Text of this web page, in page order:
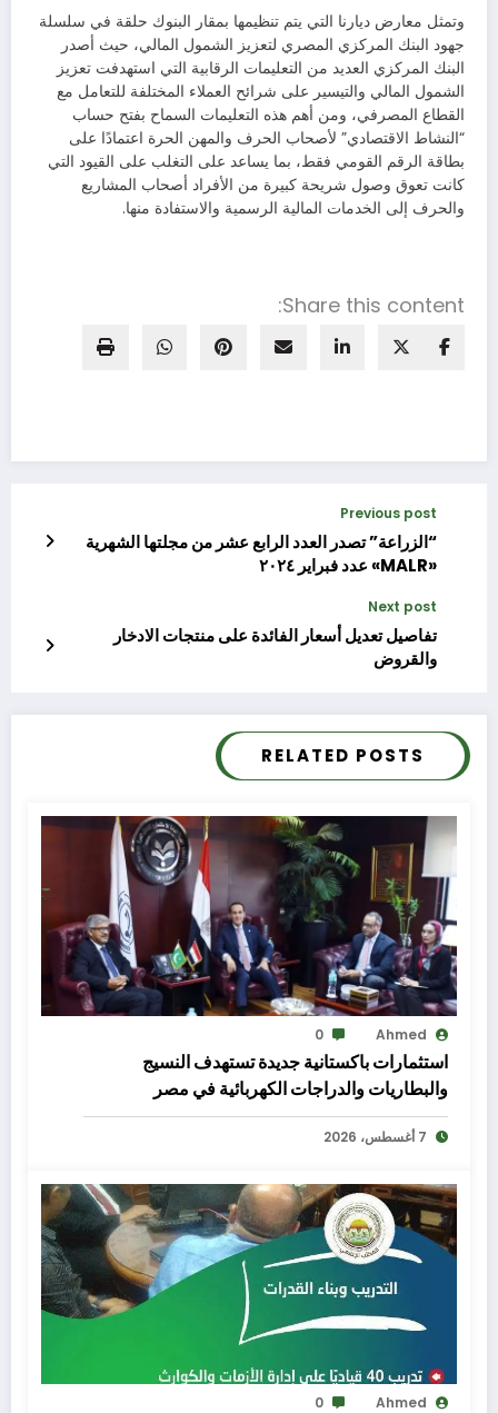
وتمثل معارض ديارنا التي يتم تنظيمها بمقار البنوك حلقة في سلسلة
جهود البنك المركزي المصري لتعزيز الشمول المالي، حيث أصدر
البنك المركزي العديد من التعليمات الرقابية التي استهدفت تعزيز
الشمول المالي والتيسير على شرائح العملاء المختلفة للتعامل مع
القطاع المصرفي، ومن أهم هذه التعليمات السماح بفتح حساب
“النشاط الاقتصادي” لأصحاب الحرف والمهن الحرة اعتمادًا على
بطاقة الرقم القومي فقط، بما يساعد على التغلب على القيود التي
كانت تعوق وصول شريحة كبيرة من الأفراد أصحاب المشاريع
والحرف إلى الخدمات المالية الرسمية والاستفادة منها.
Share this content:
Previous post
“الزراعة” تصدر العدد الرابع عشر من مجلتها الشهرية
«MALR» عدد فبراير ٢٠٢٤
Next post
تفاصيل تعديل أسعار الفائدة على منتجات الادخار
والقروض
RELATED POSTS
Ahmed
0
استثمارات باكستانية جديدة تستهدف النسيج
والبطاريات والدراجات الكهربائية في مصر
7 أغسطس، 2026
Ahmed
0